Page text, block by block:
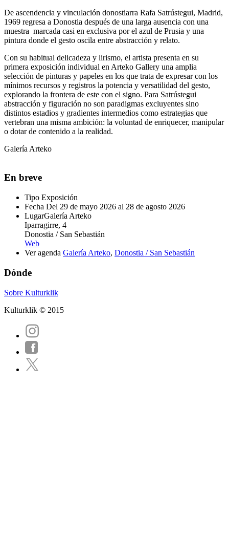
De ascendencia y vinculación donostiarra Rafa Satrústegui, Madrid,
1969 regresa a Donostia después de una larga ausencia con una
muestra marcada casi en exclusiva por el azul de Prusia y una
pintura donde el gesto oscila entre abstracción y relato.
Con su habitual delicadeza y lirismo, el artista presenta en su
primera exposición individual en Arteko Gallery una amplia
selección de pinturas y papeles en los que trata de expresar con los
mínimos recursos y registros la potencia y versatilidad del gesto,
explorando la frontera de este con el signo. Para Satrústegui
abstracción y figuración no son paradigmas excluyentes sino
distintos estadios y gradientes intermedios como estrategias que
vertebran una misma ambición: la voluntad de enriquecer, manipular
o dotar de contenido a la realidad.
Galería Arteko
En breve
Tipo Exposición
Fecha Del 29 de mayo 2026 al 28 de agosto 2026
LugarGalería Arteko
Iparragirre, 4
Donostia / San Sebastián
Web
Ver agenda Galería Arteko, Donostia / San Sebastián
Dónde
Sobre Kulturklik
Kulturklik © 2015